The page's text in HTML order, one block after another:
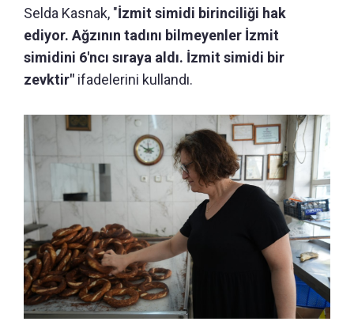
Selda Kasnak, "İzmit simidi birinciliği hak
ediyor. Ağzının tadını bilmeyenler İzmit
simidini 6'ncı sıraya aldı. İzmit simidi bir
zevktir" ifadelerini kullandı.